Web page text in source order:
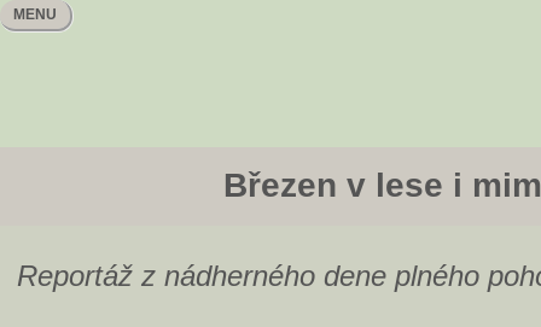
MENU
Březen v lese i
Reportáž z nádherného dene plného